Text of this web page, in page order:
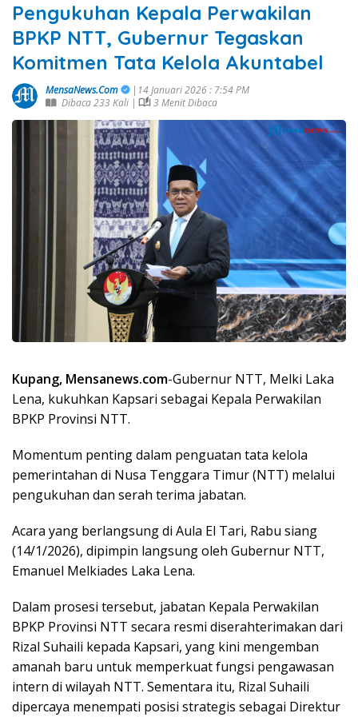
Pengukuhan Kepala Perwakilan
BPKP NTT, Gubernur Tegaskan
Komitmen Tata Kelola Akuntabel
MensaNews.Com
|14 Januari 2026 : 7:54 PM
Dibaca 233 Kali |
3 Menit Dibaca
Kupang, Mensanews.com-Gubernur NTT, Melki Laka
Lena, kukuhkan Kapsari sebagai Kepala Perwakilan
BPKP Provinsi NTT.
Momentum penting dalam penguatan tata kelola
pemerintahan di Nusa Tenggara Timur (NTT) melalui
pengukuhan dan serah terima jabatan.
Acara yang berlangsung di Aula El Tari, Rabu siang
(14/1/2026), dipimpin langsung oleh Gubernur NTT,
Emanuel Melkiades Laka Lena.
Dalam prosesi tersebut, jabatan Kepala Perwakilan
BPKP Provinsi NTT secara resmi diserahterimakan dari
Rizal Suhaili kepada Kapsari, yang kini mengemban
amanah baru untuk memperkuat fungsi pengawasan
intern di wilayah NTT. Sementara itu, Rizal Suhaili
dipercaya menempati posisi strategis sebagai Direktur